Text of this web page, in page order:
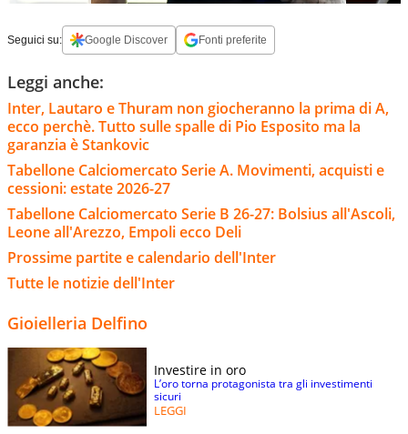
Seguici su: Google Discover Fonti preferite
Leggi anche:
Inter, Lautaro e Thuram non giocheranno la prima di A,
ecco perchè. Tutto sulle spalle di Pio Esposito ma la
garanzia è Stankovic
Tabellone Calciomercato Serie A. Movimenti, acquisti e
cessioni: estate 2026-27
Tabellone Calciomercato Serie B 26-27: Bolsius all'Ascoli,
Leone all'Arezzo, Empoli ecco Deli
Prossime partite e calendario dell'Inter
Tutte le notizie dell'Inter
Gioielleria Delfino
Investire in oro
L’oro torna protagonista tra gli investimenti
sicuri
LEGGI